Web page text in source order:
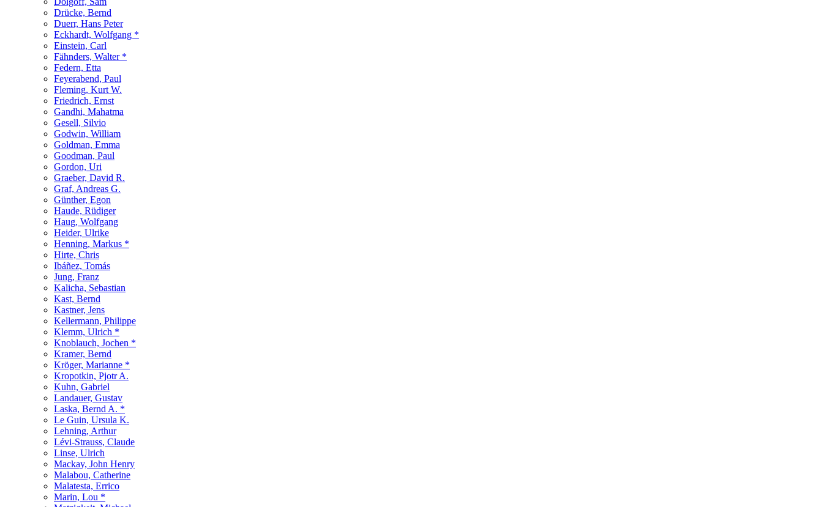
Drücke, Bernd
Duerr, Hans Peter
Eckhardt, Wolfgang *
Einstein, Carl
Fähnders, Walter *
Federn, Etta
Feyerabend, Paul
Fleming, Kurt W.
Friedrich, Ernst
Gandhi, Mahatma
Gesell, Silvio
Godwin, William
Goldman, Emma
Goodman, Paul
Gordon, Uri
Graeber, David R.
Graf, Andreas G.
Günther, Egon
Haude, Rüdiger
Haug, Wolfgang
Heider, Ulrike
Henning, Markus *
Hirte, Chris
Ibáñez, Tomás
Jung, Franz
Kalicha, Sebastian
Kast, Bernd
Kastner, Jens
Kellermann, Philippe
Klemm, Ulrich *
Knoblauch, Jochen *
Kramer, Bernd
Kröger, Marianne *
Kropotkin, Pjotr A.
Kuhn, Gabriel
Landauer, Gustav
Laska, Bernd A. *
Le Guin, Ursula K.
Lehning, Arthur
Lévi-Strauss, Claude
Linse, Ulrich
Mackay, John Henry
Malabou, Catherine
Malatesta, Errico
Marin, Lou *